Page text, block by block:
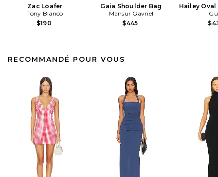
Zac Loafer
Tony Bianco
$190
Gaia Shoulder Bag
Mansur Gavriel
$445
Hailey
RECOMMANDÉ POUR VOUS